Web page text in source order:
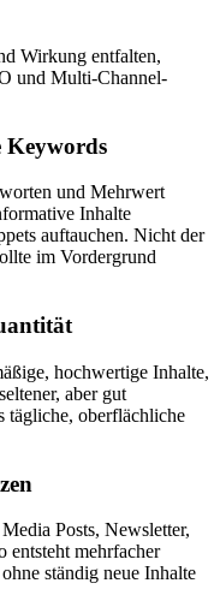
Wirkung entfalten,
und Multi-Channel-
Keywords
und Mehrwert
Inhalte
auftauchen. Nicht der
im Vordergrund
hochwertige Inhalte,
aber gut
tägliche, oberflächliche
Posts, Newsletter,
entsteht mehrfacher
ständig neue Inhalte